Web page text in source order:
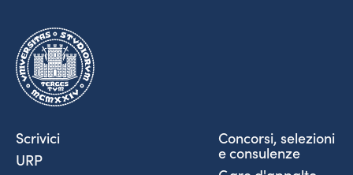
Scrivici
URP
Concorsi, selezioni
e consulenze